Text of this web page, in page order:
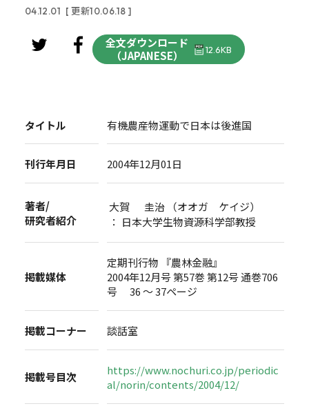
04.12.01 [ 更新10.06.18 ]
全文ダウンロード
（JAPANESE）
12.6KB
タイトル 有機農産物運動で日本は後進国
刊行年月日 2004年12月01日
著者/
研究者紹介
大賀 圭治 （オオガ ケイジ）
： 日本大学生物資源科学部教授
掲載媒体
定期刊行物 『農林金融』
2004年12月号 第57巻 第12号 通巻706
号 36 ～ 37ページ
掲載コーナー 談話室
掲載号目次
https://www.nochuri.co.jp/periodic
al/norin/contents/2004/12/